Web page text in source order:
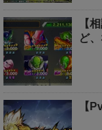
【
ど
【